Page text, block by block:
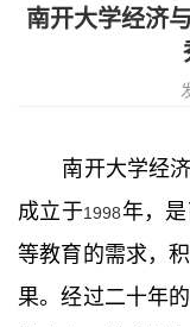
南开大学经济
南开大学经
成立于1998年，
等教育的需求，
果。经过二十年